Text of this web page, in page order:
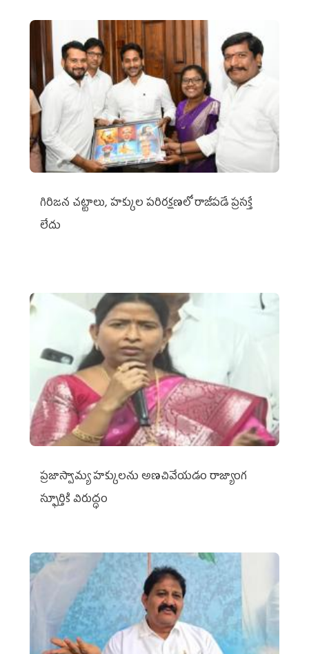
గిరిజన చట్టాలు, హక్కుల పరిరక్షణలో రాజీపడే ప్రసక్తే
లేదు
ప్రజాస్వామ్య హక్కులను అణచివేయడం రాజ్యాంగ
స్ఫూర్తికి విరుద్ధం